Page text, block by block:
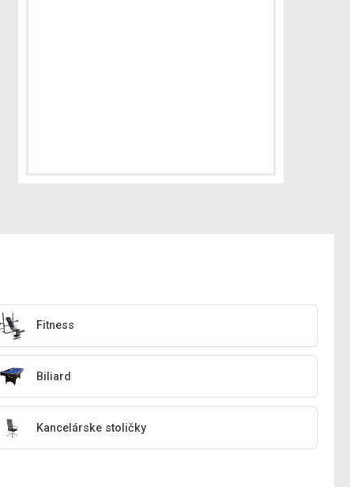
Fitness
Biliard
Kancelárske stoličky